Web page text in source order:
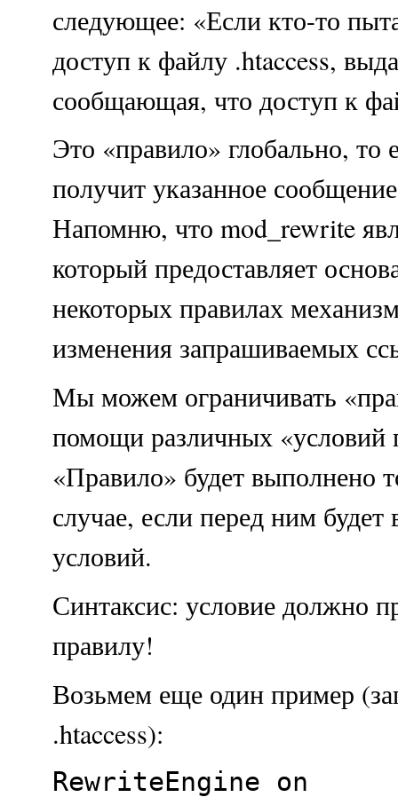
следующее: «Если кто-то
доступ к файлу .htaccess,
сообщающая, что доступ к
Это «правило» глобально, то
получит указанное
Напомню, что mod_rewrite
который предоставляет
некоторых правилах
изменения запрашиваемых
Мы можем ограничивать
помощи различных «условий
«Правило» будет выполнено
случае, если перед ним будет
условий.
Синтаксис: условие должно
правилу!
Возьмем еще один пример
.htaccess):
RewriteEngine on